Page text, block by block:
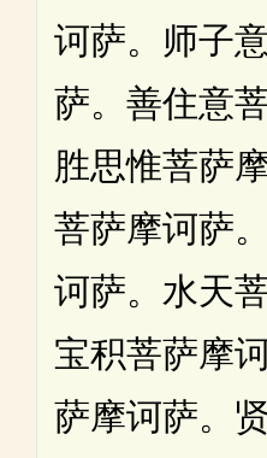
诃萨。师子
萨。善住意
胜思惟菩萨
菩萨摩诃萨
诃萨。水天
宝积菩萨摩
萨摩诃萨。